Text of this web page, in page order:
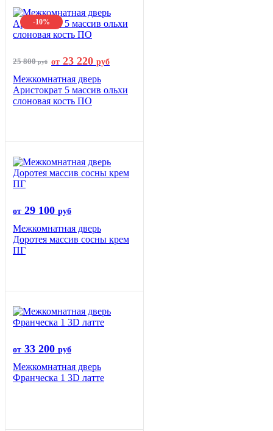
-10%
25 800руб от 23 220 руб
Межкомнатная дверь
Аристократ 5 массив ольхи
слоновая кость ПО
от 29 100 руб
Межкомнатная дверь
Доротея массив сосны крем
ПГ
от 33 200 руб
Межкомнатная дверь
Франческа 1 3D латте